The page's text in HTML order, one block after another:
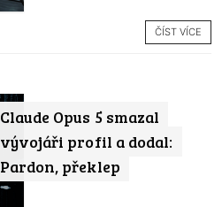
ČÍST VÍCE
Claude Opus 5 smazal
vývojáři profil a dodal:
Pardon, překlep